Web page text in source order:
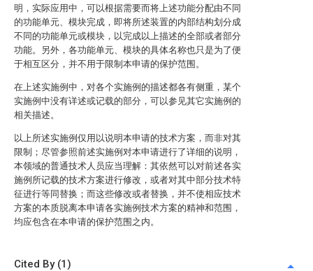
明，实际应用中，可以根据需要而将上述功能分配由不同
的功能单元、模块完成，即将所述装置的内部结构划分成
不同的功能单元或模块，以完成以上描述的全部或者部分
功能。另外，各功能单元、模块的具体名称也只是为了便
于相互区分，并不用于限制本申请的保护范围。
在上述实施例中，对各个实施例的描述都各有侧重，某个
实施例中没有详述或记载的部分，可以参见其它实施例的
相关描述。
以上所述实施例仅用以说明本申请的技术方案，而非对其
限制；尽管参照前述实施例对本申请进行了详细的说明，
本领域的普通技术人员应当理解：其依然可以对前述各实
施例所记载的技术方案进行修改，或者对其中部分技术特
征进行等同替换；而这些修改或者替换，并不使相应技术
方案的本质脱离本申请各实施例技术方案的精神和范围，
均应包含在本申请的保护范围之内。
Cited By (1)